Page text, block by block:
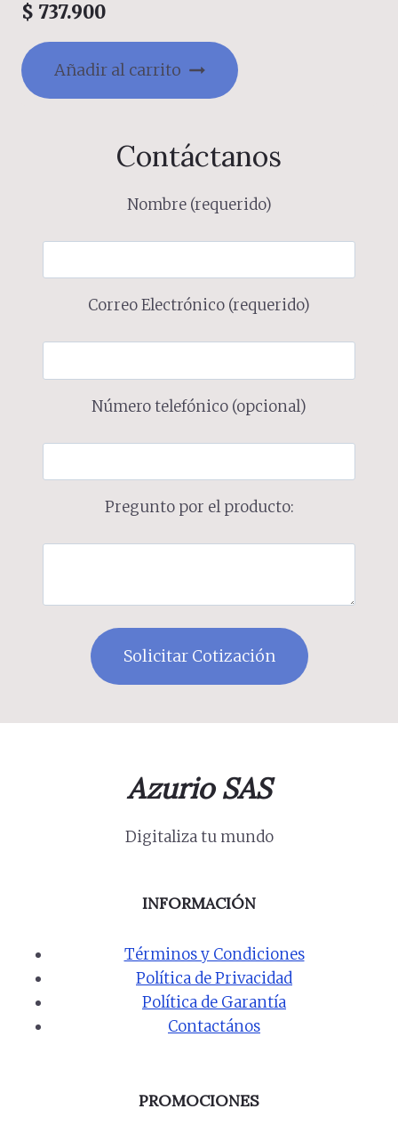
$ 737.900
Añadir al carrito
Contáctanos
Nombre (requerido)
Correo Electrónico (requerido)
Número telefónico (opcional)
Pregunto por el producto:
Azurio SAS
Digitaliza tu mundo
INFORMACIÓN
Términos y Condiciones
Política de Privacidad
Política de Garantía
Contactános
PROMOCIONES